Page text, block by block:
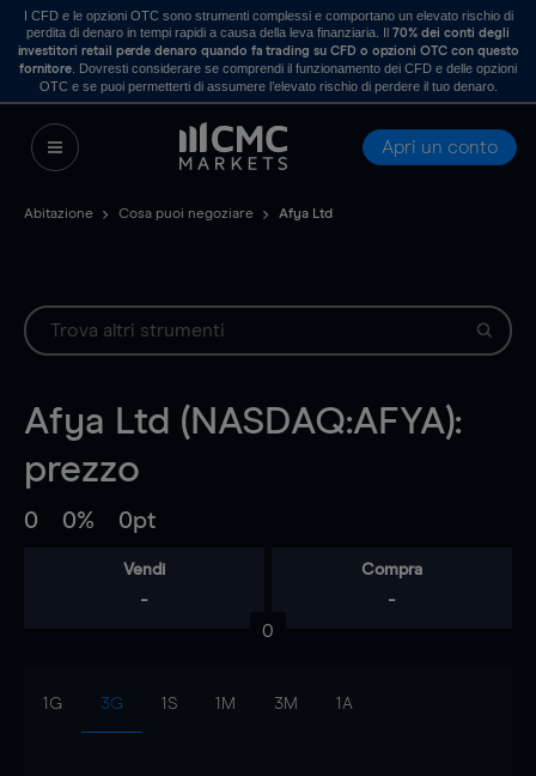
I CFD e le opzioni OTC sono strumenti complessi e comportano un elevato rischio di
perdita di denaro in tempi rapidi a causa della leva finanziaria. Il70% dei conti degli
investitori retail perde denaro quando fa trading su CFD o opzioni OTC con questo
fornitore . Dovresti considerare se comprendi il funzionamento dei CFD e delle opzioni
OTC e se puoi permetterti di assumere l’elevato rischio di perdere il tuo denaro.
Apri un conto
Abitazione Cosa puoi negoziare Afya Ltd
Afya Ltd (NASDAQ:AFYA):
prezzo
0 0% 0pt
Vendi
-
Compra
-
0
1G 3G 1S 1M 3M 1A